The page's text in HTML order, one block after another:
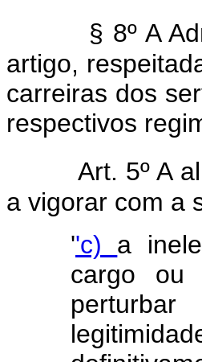
§ 8º A
artigo,
carreiras dos
respectivos
Art. 5º A
a vigorar com a
''c) a
cargo ou